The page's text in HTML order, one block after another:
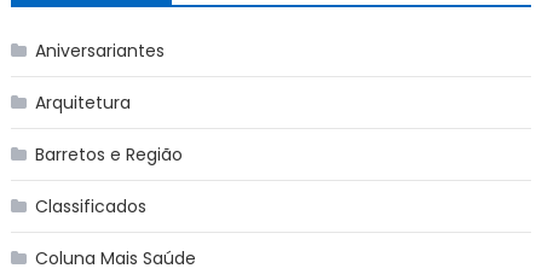
Aniversariantes
Arquitetura
Barretos e Região
Classificados
Coluna Mais Saúde